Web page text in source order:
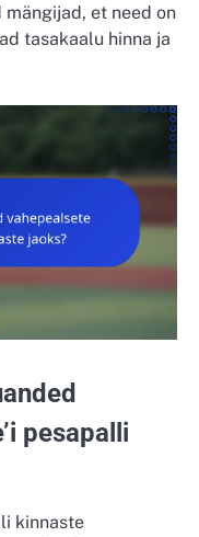
et need on
tasakaalu hinna ja
pesapalli
kinnaste